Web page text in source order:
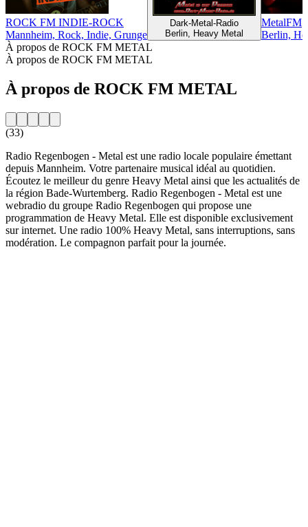
ROCK FM INDIE-ROCK
Mannheim, Rock, Indie, Grunge
Dark-Metal-Radio
Berlin, Heavy Metal
MetalFM
Berlin,
À propos de ROCK FM METAL
À propos de ROCK FM METAL
À propos de ROCK FM METAL
(33)
Radio Regenbogen - Metal est une radio locale populaire émettant
depuis Mannheim. Votre partenaire musical idéal au quotidien.
Écoutez le meilleur du genre Heavy Metal ainsi que les actualités de
la région Bade-Wurtemberg. Radio Regenbogen - Metal est une
webradio du groupe Radio Regenbogen qui propose une
programmation de Heavy Metal. Elle est disponible exclusivement
sur internet. Une radio 100% Heavy Metal, sans interruptions, sans
modération. Le compagnon parfait pour la journée.